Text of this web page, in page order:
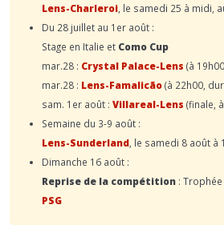
Lens-Charleroi , le samedi 25 à midi,
Du 28 juillet au 1er août :
Stage en Italie et Como Cup
mar.28 : Crystal Palace-Lens (à
mar.28 : Lens-Famalicão(à 22h00,
sam. 1er août : Villareal-Lens (finale,
Semaine du 3-9 août :
Lens-Sunderland , le samedi 8 août
Dimanche 16 août :
Reprise de la compétition :
PSG